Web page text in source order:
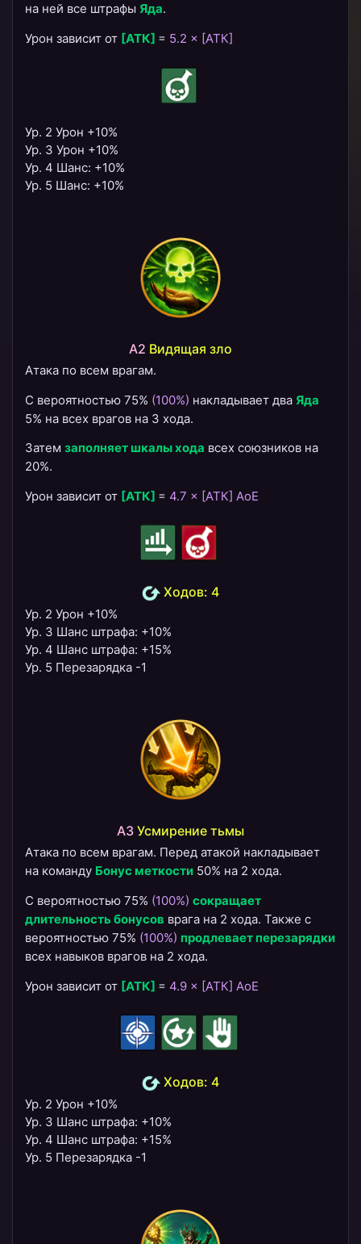
на ней все штрафы Яда.
Урон зависит от [АТК] = 5.2 × [АТК]
Ур. 2 Урон +10%
Ур. 3 Урон +10%
Ур. 4 Шанс: +10%
Ур. 5 Шанс: +10%
A2 Видящая зло
Атака по всем врагам.
С вероятностью 75% (100%) накладывает два Яда
5% на всех врагов на 3 хода.
Затем заполняет шкалы хода всех союзников на
20%.
Урон зависит от [АТК] = 4.7 × [АТК] AoE
Ходов: 4
Ур. 2 Урон +10%
Ур. 3 Шанс штрафа: +10%
Ур. 4 Шанс штрафа: +15%
Ур. 5 Перезарядка -1
A3 Усмирение тьмы
Атака по всем врагам. Перед атакой накладывает
на команду Бонус меткости 50% на 2 хода.
С вероятностью 75% (100%) сокращает
длительность бонусов врага на 2 хода. Также с
вероятностью 75% (100%) продлевает перезарядки
всех навыков врагов на 2 хода.
Урон зависит от [АТК] = 4.9 × [АТК] AoE
Ходов: 4
Ур. 2 Урон +10%
Ур. 3 Шанс штрафа: +10%
Ур. 4 Шанс штрафа: +15%
Ур. 5 Перезарядка -1